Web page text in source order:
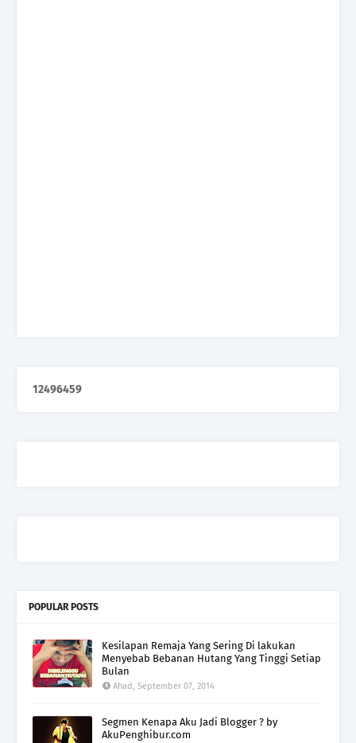
12496459
POPULAR POSTS
Kesilapan Remaja Yang Sering Di lakukan
Menyebab Bebanan Hutang Yang Tinggi Setiap
Bulan
Ahad, September 07, 2014
Segmen Kenapa Aku Jadi Blogger ? by
AkuPenghibur.com